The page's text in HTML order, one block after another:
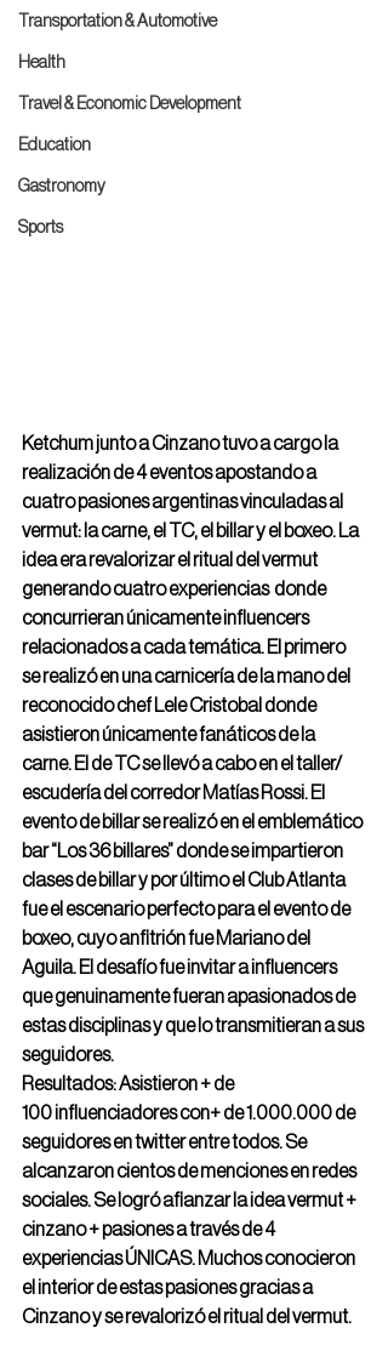
Transportation & Automotive
Health
Travel & Economic Development
Education
Gastronomy
Sports
Ketchum junto a Cinzano tuvo a cargo la
realización de 4 eventos apostando a
cuatro pasiones argentinas vinculadas al
vermut: la carne, el TC, el billar y el boxeo. La
idea era revalorizar el ritual del vermut
generando cuatro experiencias  donde
concurrieran únicamente influencers
relacionados a cada temática. El primero
se realizó en una carnicería de la mano del
reconocido chef Lele Cristobal donde
asistieron únicamente fanáticos de la
carne. El de TC se llevó a cabo en el taller/
escudería del corredor Matías Rossi. El
evento de billar se realizó en el emblemático
bar “Los 36 billares” donde se impartieron
clases de billar y por último el Club Atlanta
fue el escenario perfecto para el evento de
boxeo, cuyo anfitrión fue Mariano del
Aguila. El desafío fue invitar a influencers
que genuinamente fueran apasionados de
estas disciplinas y que lo transmitieran a sus
seguidores.
Resultados:​ Asistieron + de
100 influenciadores con+ de 1.000.000 de
seguidores en twitter entre todos. Se
alcanzaron cientos de menciones en redes
sociales. Se logró afianzar la idea vermut +
cinzano + pasiones a través de 4
experiencias ÚNICAS. Muchos conocieron
el interior de estas pasiones gracias a
Cinzano y se revalorizó el ritual del vermut.